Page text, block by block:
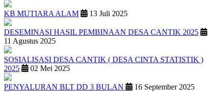
KB MUTIARA ALAM 13 Juli 2025
DESEMINASI HASIL PEMBINAAN DESA CANTIK 2025
11 Agustus 2025
SOSIALISASI DESA CANTIK ( DESA CINTA STATISTIK )
2025
02 Mei 2025
PENYALURAN BLT DD 3 BULAN 16 September 2025